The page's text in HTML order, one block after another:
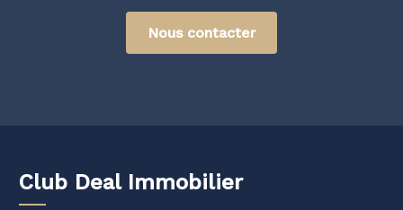
Nous contacter
Club Deal Immobilier